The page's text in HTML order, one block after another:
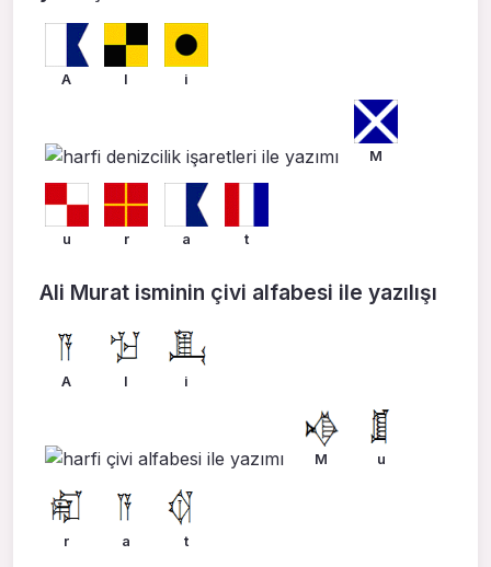
A l i
M
u r a t
Ali Murat isminin çivi alfabesi ile yazılışı
A l i
M u
r a t